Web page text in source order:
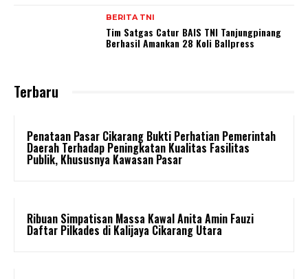
BERITA TNI
Tim Satgas Catur BAIS TNI Tanjungpinang
Berhasil Amankan 28 Koli Ballpress
Terbaru
Penataan Pasar Cikarang Bukti Perhatian Pemerintah
Daerah Terhadap Peningkatan Kualitas Fasilitas
Publik, Khususnya Kawasan Pasar
Ribuan Simpatisan Massa Kawal Anita Amin Fauzi
Daftar Pilkades di Kalijaya Cikarang Utara